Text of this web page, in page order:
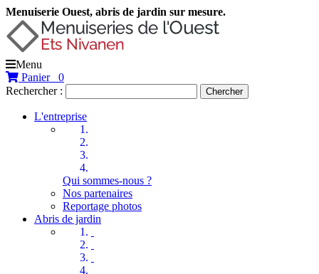
Menuiserie Ouest, abris de jardin sur mesure.
Menu
Panier
0
Rechercher :
Chercher
L'entreprise
Qui sommes-nous ?
Nos partenaires
Reportage photos
Abris de jardin